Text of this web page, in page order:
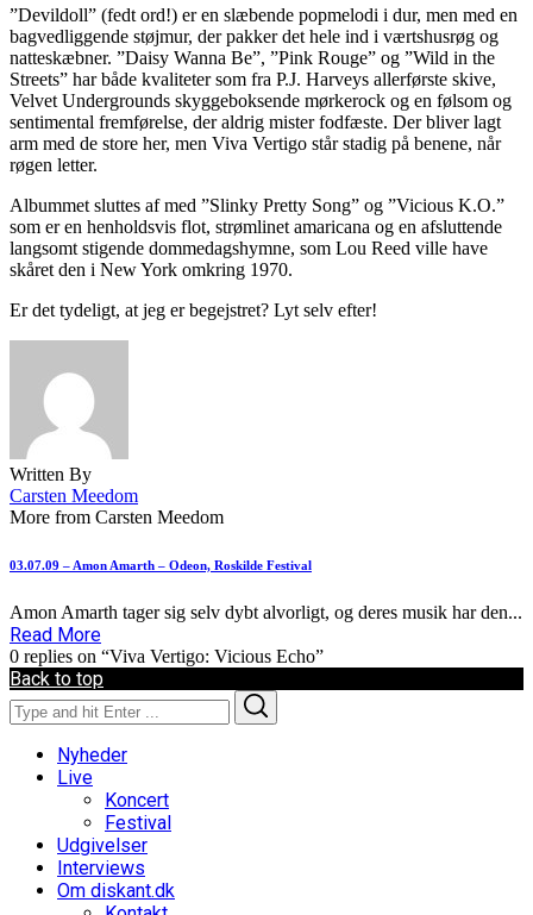
”Devildoll” (fedt ord!) er en slæbende popmelodi i dur, men med en
bagvedliggende støjmur, der pakker det hele ind i værtshusrøg og
natteskæbner. ”Daisy Wanna Be”, ”Pink Rouge” og ”Wild in the
Streets” har både kvaliteter som fra P.J. Harveys allerførste skive,
Velvet Undergrounds skyggeboksende mørkerock og en følsom og
sentimental fremførelse, der aldrig mister fodfæste. Der bliver lagt
arm med de store her, men Viva Vertigo står stadig på benene, når
røgen letter.
Albummet sluttes af med ”Slinky Pretty Song” og ”Vicious K.O.”
som er en henholdsvis flot, strømlinet amaricana og en afsluttende
langsomt stigende dommedagshymne, som Lou Reed ville have
skåret den i New York omkring 1970.
Er det tydeligt, at jeg er begejstret? Lyt selv efter!
Written By
Carsten Meedom
More from Carsten Meedom
03.07.09 – Amon Amarth – Odeon, Roskilde Festival
Amon Amarth tager sig selv dybt alvorligt, og deres musik har den...
Read More
0 replies on “Viva Vertigo: Vicious Echo”
Back to top
Search
for:
Nyheder
Live
Koncert
Festival
Udgivelser
Interviews
Om diskant.dk